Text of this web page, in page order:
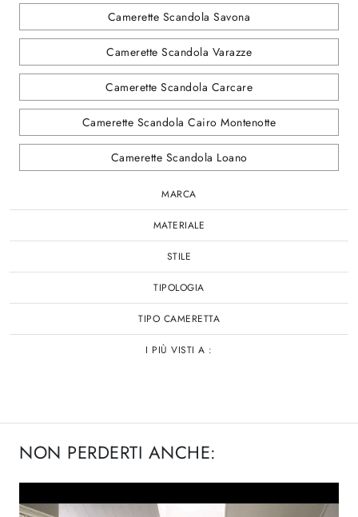
Camerette Scandola Savona
Camerette Scandola Varazze
Camerette Scandola Carcare
Camerette Scandola Cairo Montenotte
Camerette Scandola Loano
MARCA
MATERIALE
STILE
TIPOLOGIA
TIPO CAMERETTA
I PIÙ VISTI A :
NON PERDERTI ANCHE: